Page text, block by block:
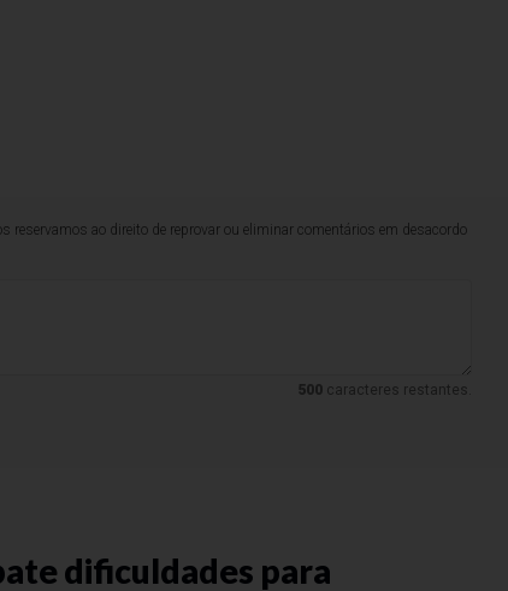
reservamos ao direito de reprovar ou eliminar comentários em desacordo
500caracteres restantes.
dificuldades para